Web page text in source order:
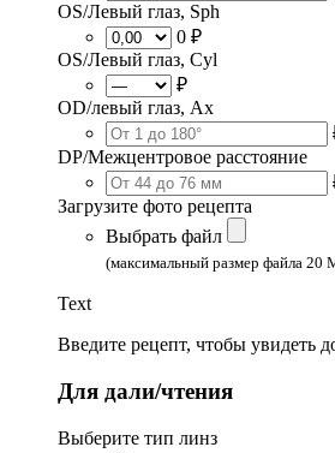
OS/Левый глаз, Sph
0 ₽
OS/Левый глаз, Cyl
₽
OD/левый глаз, Ax
DP/Межцентровое расстояние
Загрузите фото рецепта
Выбрать файл
(максимальный размер файла 20
Text
Введите рецепт, чтобы увидеть
Для дали/чтения
Выберите тип линз